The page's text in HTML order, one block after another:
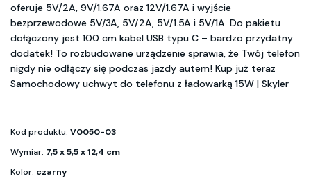
oferuje 5V/2A, 9V/1.67A oraz 12V/1.67A i wyjście
bezprzewodowe 5V/3A, 5V/2A, 5V/1.5A i 5V/1A. Do pakietu
dołączony jest 100 cm kabel USB typu C – bardzo przydatny
dodatek! To rozbudowane urządzenie sprawia, że Twój telefon
nigdy nie odłączy się podczas jazdy autem! Kup już teraz
Samochodowy uchwyt do telefonu z ładowarką 15W | Skyler
Kod produktu: V0050-03
Wymiar: 7,5 x 5,5 x 12,4 cm
Kolor: czarny